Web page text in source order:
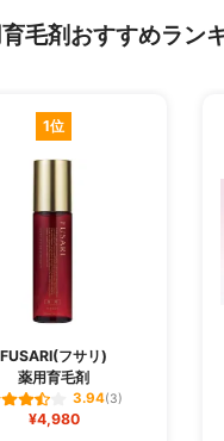
毛剤おすすめラン
1位
FUSARI(フサリ)
薬用育毛剤
3.94(3)
¥4,980